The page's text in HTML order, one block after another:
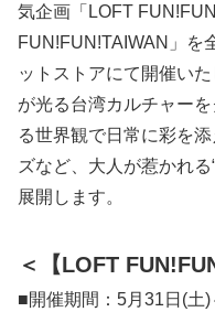
気企画「LOFT
FUN!FUN!TAIWAN」を
ットストアにて開催い
が光る台湾カルチャー
る世界観で日常に彩を
ズなど、大人が惹かれ
展開します。
＜【LOFT
■開催期間：5月31日(土